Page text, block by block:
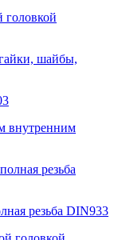
головкой
шайбы,
внутренним
резьба
резьба DIN933